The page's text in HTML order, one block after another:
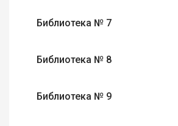
Библиотека № 7
Библиотека № 8
Библиотека № 9